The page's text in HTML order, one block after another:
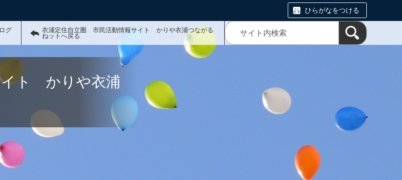
ひらがなをつける
グ
衣浦定住自立圏 市民活動情報サイト かりや衣浦つながる
ねットへ戻る
ト かりや衣浦